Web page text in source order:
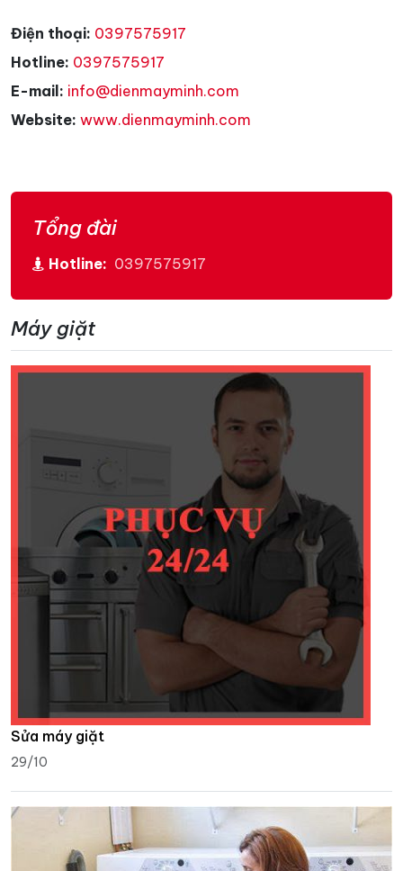
Điện thoại: 0397575917
Hotline: 0397575917
E-mail: info@dienmayminh.com
Website: www.dienmayminh.com
Tổng đài
Hotline: 0397575917
Máy giặt
Sửa máy giặt
29/10